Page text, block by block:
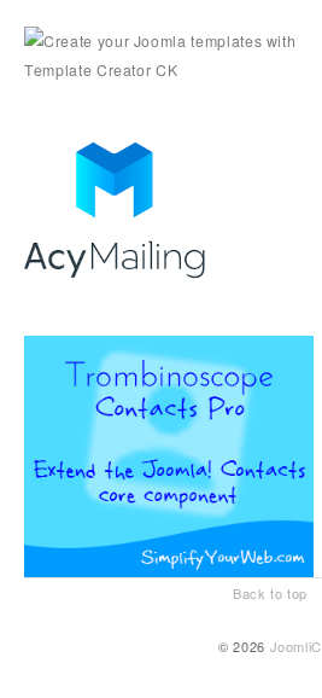
Back to top
© 2026 JoomliC